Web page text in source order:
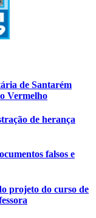
de Santarém
Vermelho
de herança
falsos e
projeto do curso de